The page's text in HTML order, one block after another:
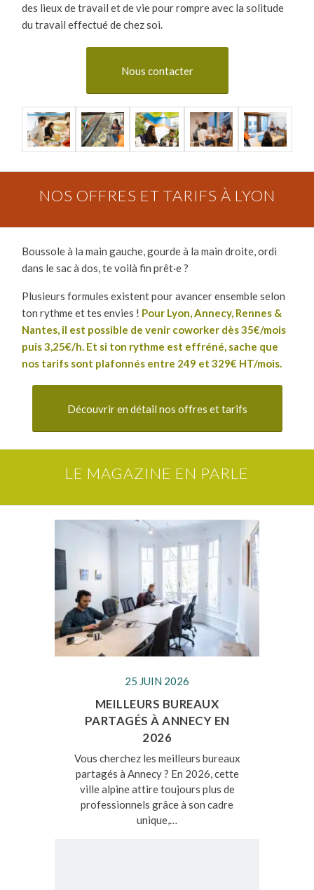
des lieux de travail et de vie pour rompre avec la solitude
du travail effectué de chez soi.
Nous contacter
NOS OFFRES ET TARIFS À LYON
Boussole à la main gauche, gourde à la main droite, ordi
dans le sac à dos, te voilà fin prêt·e ?
Plusieurs formules existent pour avancer ensemble selon
ton rythme et tes envies ! Pour Lyon, Annecy, Rennes &
Nantes, il est possible de venir coworker dès 35€/mois
puis 3,25€/h. Et si ton rythme est effréné, sache que
nos tarifs sont plafonnés entre 249 et 329€ HT/mois.
Découvrir en détail nos offres et tarifs
LE MAGAZINE EN PARLE
25 JUIN 2026
MEILLEURS BUREAUX
PARTAGÉS À ANNECY EN
2026
Vous cherchez les meilleurs bureaux
partagés à Annecy ? En 2026, cette
ville alpine attire toujours plus de
professionnels grâce à son cadre
unique,…